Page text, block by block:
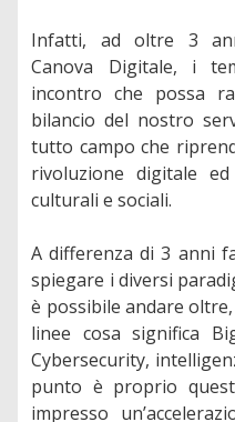
Infatti, ad oltre 3
Canova Digitale, i
incontro che possa
bilancio del nostro
tutto campo che
rivoluzione digitale
culturali e sociali.
A differenza di 3 anni
spiegare i diversi
è possibile andare
linee cosa significa
Cybersecurity,
punto è proprio
impresso